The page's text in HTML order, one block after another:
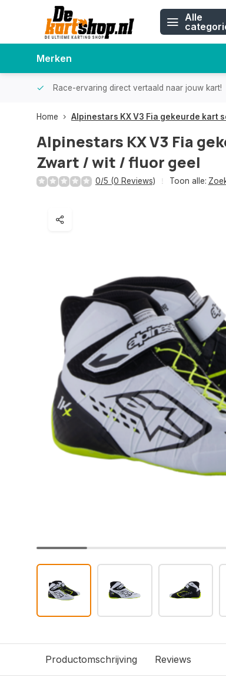
Alle
Merken
Race-ervaring direct vertaald naar jouw kart!
Home Alpinestars KX V3 Fia gekeurde kart
Alpinestars KX V3 Fia
Zwart / wit / fluor geel
0/5 (0 Reviews) Toon alle:
Productomschrijving Reviews